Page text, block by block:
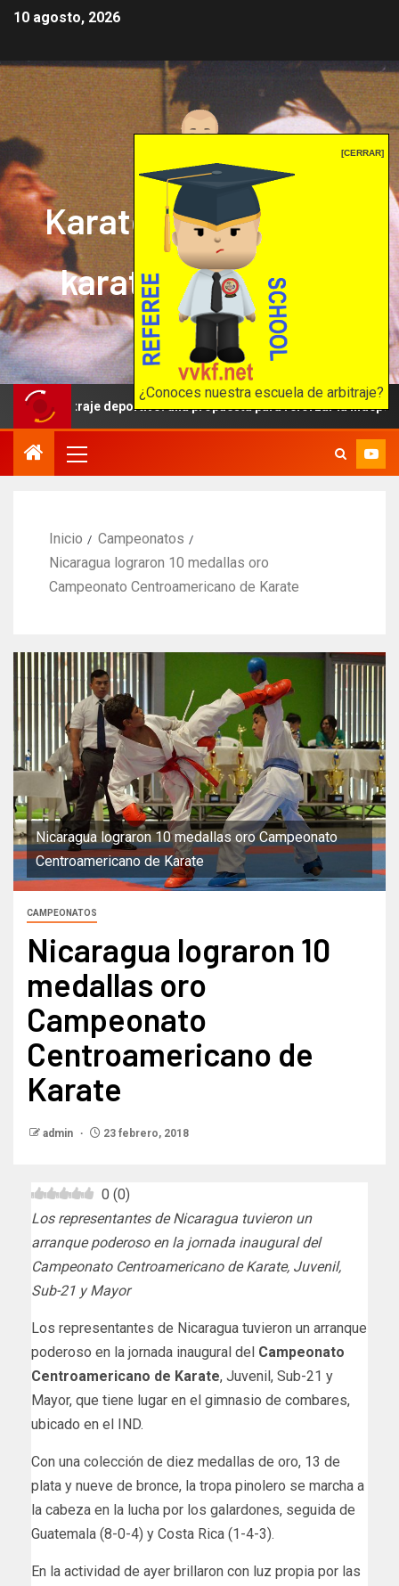
[CERRAR]
¿Conoces nuestra escuela de arbitraje?
10 agosto, 2026
Karate mrprepor: el
karate en internet
El karate en internet
deportivo: una propuesta para reforzar la independencia
Inicio
Campeonatos
Nicaragua lograron 10 medallas oro
Campeonato Centroamericano de Karate
Nicaragua lograron 10 medallas oro Campeonato
Centroamericano de Karate
CAMPEONATOS
Nicaragua lograron 10
medallas oro
Campeonato
Centroamericano de
Karate
admin 23 febrero, 2018
0 (0)
Los representantes de Nicaragua tuvieron un
arranque poderoso en la jornada inaugural del
Campeonato Centroamericano de Karate, Juvenil,
Sub-21 y Mayor
Los representantes de Nicaragua tuvieron un arranque
poderoso en la jornada inaugural del Campeonato
Centroamericano de Karate, Juvenil, Sub-21 y
Mayor, que tiene lugar en el gimnasio de combares,
ubicado en el IND.
Con una colección de diez medallas de oro, 13 de
plata y nueve de bronce, la tropa pinolero se marcha a
la cabeza en la lucha por los galardones, seguida de
Guatemala (8-0-4) y Costa Rica (1-4-3).
En la actividad de ayer brillaron con luz propia por las